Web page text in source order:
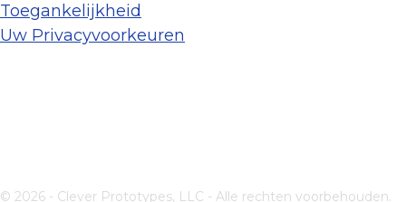
Toegankelijkheid
Uw Privacyvoorkeuren
© 2026 - Clever Prototypes, LLC - Alle rechten voorbehouden.